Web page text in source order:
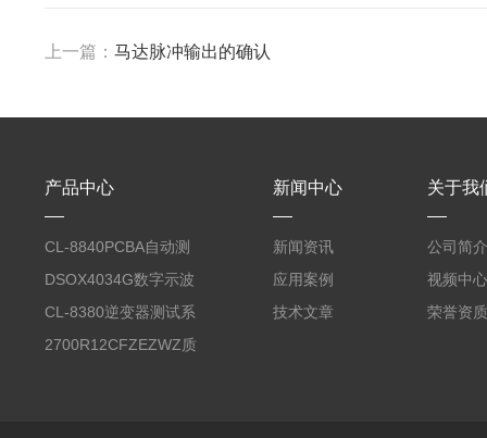
上一篇： 马达脉冲输出的确认
产品中心
CL-8840PCBA自动测
试台系统
DSOX4034G数字示波
器
CL-8380逆变器测试系
统台
2700R12CFZEZWZ质
新闻中心
新闻资讯
应用案例
技术文章
关于我
公司简介
视频中心
荣誉资质